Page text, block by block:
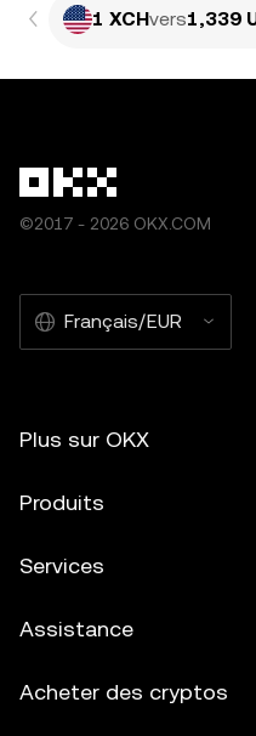
1 XCHvers1,339
©2017 - 2026 OKX.COM
Français/EUR
Plus sur OKX
Produits
Services
Assistance
Acheter des cryptos